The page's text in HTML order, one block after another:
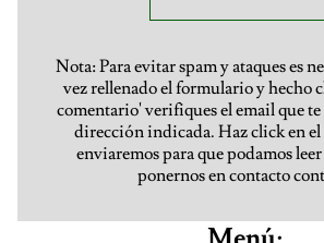
Nota: Para evitar spam y ataques es
vez rellenado el formulario y hecho
comentario' verifiques el email que te
dirección indicada. Haz click en el
enviaremos para que podamos
ponernos en contacto